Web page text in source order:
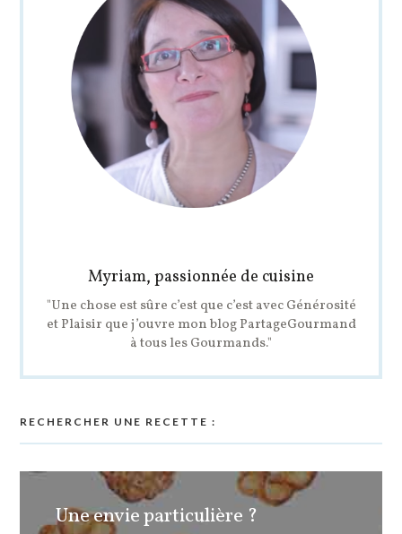
Myriam, passionnée de cuisine
"Une chose est sûre c’est que c’est avec Générosité
et Plaisir que j’ouvre mon blog PartageGourmand
à tous les Gourmands."
RECHERCHER UNE RECETTE :
Une envie particulière ?